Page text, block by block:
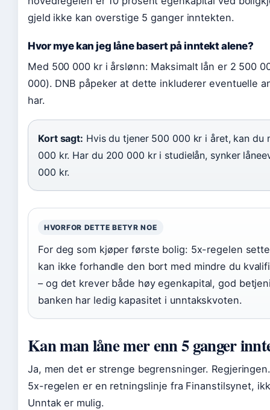
gjeld ikke kan overstige 5 ganger inntekten.
Hvor mye kan jeg låne basert på inntekt alene?
Med 500 000 kr i årslønn: Maksimalt lån er 2 500
000). DNB påpeker at dette inkluderer eventuelle
har.
Kort sagt: Hvis du tjener 500 000 kr i året, kan du
000 kr. Har du 200 000 kr i studielån, synker
000 kr.
HVORFOR DETTE BETYR NOE
For deg som kjøper første bolig: 5x-regelen
kan ikke forhandle den bort med mindre du
– og det krever både høy egenkapital, god
banken har ledig kapasitet i unntakskvoten.
Kan man låne mer enn 5 ganger
Ja, men det er strenge begrensninger.
5x-regelen er en retningslinje fra Finanstilsynet,
Unntak er mulig.